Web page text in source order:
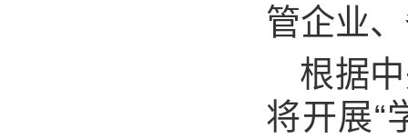
管企业
根据
将开展“